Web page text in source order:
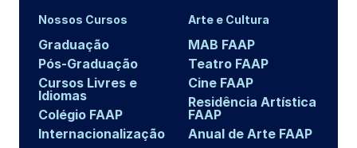
Nossos Cursos
Graduação
Pós-Graduação
Cursos Livres e
Idiomas
Colégio FAAP
Internacionalização
Arte e Cultura
MAB FAAP
Teatro FAAP
Cine FAAP
Residência Artística
FAAP
Anual de Arte FAAP